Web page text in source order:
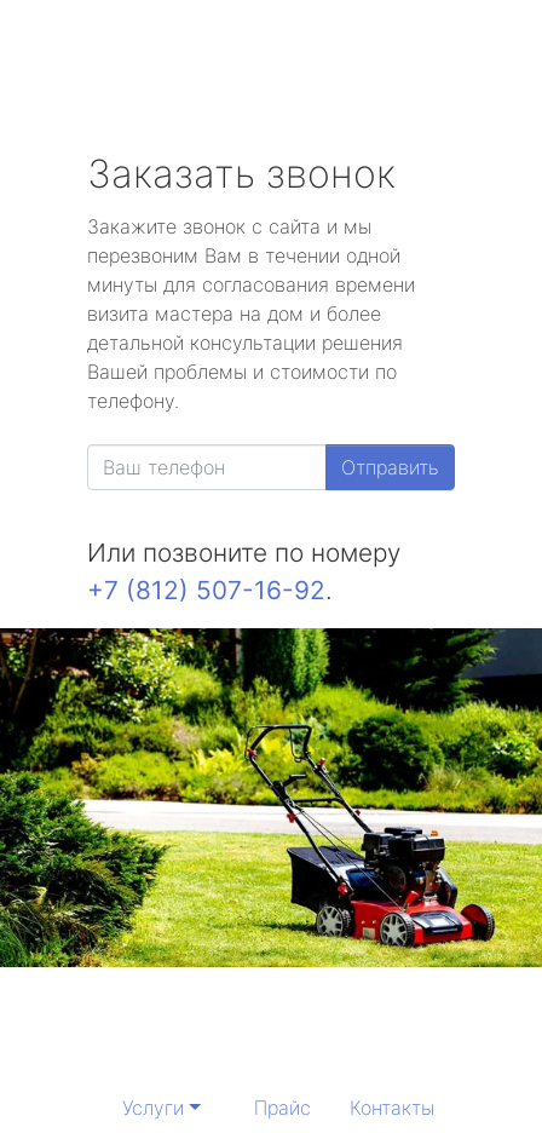
Заказать звонок
Закажите звонок с сайта и мы
перезвоним Вам в течении одной
минуты для согласования времени
визита мастера на дом и более
детальной консультации решения
Вашей проблемы и стоимости по
телефону.
Отправить
Или позвоните по номеру
+7 (812) 507-16-92.
Услуги Прайс Контакты